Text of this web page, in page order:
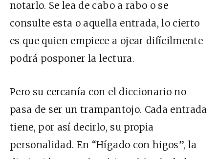
notarlo. Se lea de cabo a rabo o se
consulte esta o aquella entrada, lo cierto
es que quien empiece a ojear difícilmente
podrá posponer la lectura.
Pero su cercanía con el diccionario no
pasa de ser un trampantojo. Cada entrada
tiene, por así decirlo, su propia
personalidad. En “Hígado con higos”, la